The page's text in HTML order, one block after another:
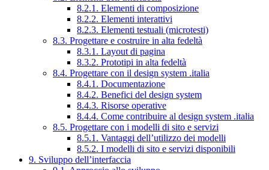
8.2.1. Elementi di composizione
8.2.2. Elementi interattivi
8.2.3. Elementi testuali (microtesti)
8.3. Progettare e costruire in alta fedeltà
8.3.1. Layout di pagina
8.3.2. Prototipi in alta fedeltà
8.4. Progettare con il design system .italia
8.4.1. Documentazione
8.4.2. Benefici del design system
8.4.3. Risorse operative
8.4.4. Come contribuire al design system .italia
8.5. Progettare con i modelli di sito e servizi
8.5.1. Vantaggi dell’utilizzo dei modelli
8.5.2. I modelli di sito e servizi disponibili
9. Sviluppo dell’interfaccia